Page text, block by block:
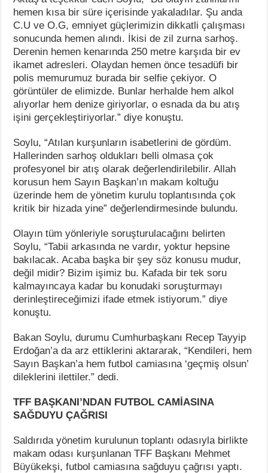
hemen kısa bir süre içerisinde yakaladılar. Şu anda
C.U ve O.G, emniyet güçlerimizin dikkatli çalışması
sonucunda hemen alındı. İkisi de zil zurna sarhoş.
Derenin hemen kenarında 250 metre karşıda bir ev
ikamet adresleri. Olaydan hemen önce tesadüfi bir
polis memurumuz burada bir selfie çekiyor. O
görüntüler de elimizde. Bunlar herhalde hem alkol
alıyorlar hem denize giriyorlar, o esnada da bu atış
işini gerçekleştiriyorlar.” diye konuştu.
Soylu, “Atılan kurşunların isabetlerini de gördüm.
Hallerinden sarhoş oldukları belli olmasa çok
profesyonel bir atış olarak değerlendirilebilir. Allah
korusun hem Sayın Başkan’ın makam koltuğu
üzerinde hem de yönetim kurulu toplantısında çok
kritik bir hizada yine” değerlendirmesinde bulundu.
Olayın tüm yönleriyle soruşturulacağını belirten
Soylu, “Tabii arkasında ne vardır, yoktur hepsine
bakılacak. Acaba başka bir şey söz konusu mudur,
değil midir? Bizim işimiz bu. Kafada bir tek soru
kalmayıncaya kadar bu konudaki soruşturmayı
derinleştireceğimizi ifade etmek istiyorum.” diye
konuştu.
Bakan Soylu, durumu Cumhurbaşkanı Recep Tayyip
Erdoğan’a da arz ettiklerini aktararak, “Kendileri, hem
Sayın Başkan’a hem futbol camiasına ‘geçmiş olsun’
dileklerini ilettiler.” dedi.
TFF BAŞKANI’NDAN FUTBOL CAMİASINA
SAĞDUYU ÇAĞRISI
Saldırıda yönetim kurulunun toplantı odasıyla birlikte
makam odası kurşunlanan TFF Başkanı Mehmet
Büyükekşi, futbol camiasına sağduyu çağrısı yaptı.